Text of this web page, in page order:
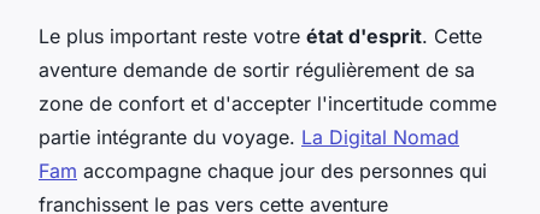
Le plus important reste votre état d'esprit. Cette
aventure demande de sortir régulièrement de sa
zone de confort et d'accepter l'incertitude comme
partie intégrante du voyage. La Digital Nomad
Fam accompagne chaque jour des personnes qui
franchissent le pas vers cette aventure